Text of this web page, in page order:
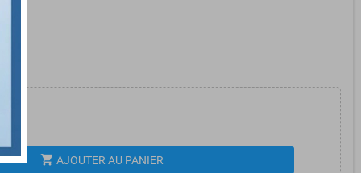
shopping_cart AJOUTER AU PANIER